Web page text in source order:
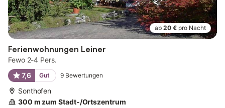
ab 20 € pro Nacht
Ferienwohnungen Leiner
Fewo 2-4 Pers.
7,6
Gut 9 Bewertungen
Sonthofen
300 m zum Stadt-/Ortszentrum